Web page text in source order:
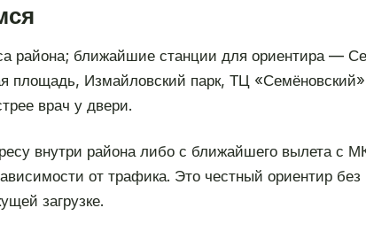
района; ближайшие станции для ориентира —
площадь, Измайловский парк, ТЦ
врач у двери.
внутри района либо с ближайшего вылета с
от трафика. Это честный ориентир
загрузке.